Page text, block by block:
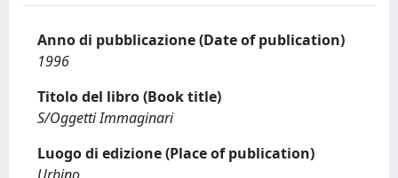
Anno di pubblicazione (Date of publication)
1996
Titolo del libro (Book title)
S/Oggetti Immaginari
Luogo di edizione (Place of publication)